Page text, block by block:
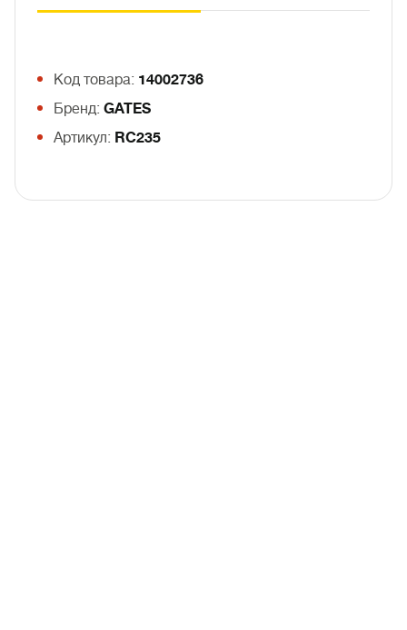
Код товара: 14002736
Бренд: GATES
Артикул: RC235